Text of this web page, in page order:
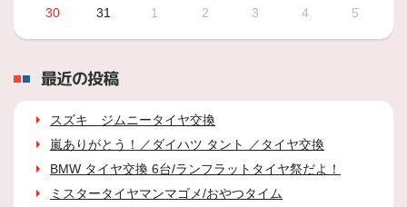
30
31 1 2 3 4 5
最近の投稿
スズキ ジムニータイヤ交換
嵐ありがとう！／ダイハツ タント ／タイヤ交換
BMW タイヤ交換 6台/ランフラットタイヤ祭だよ！
ミスタータイヤマンマゴメ/おやつタイム